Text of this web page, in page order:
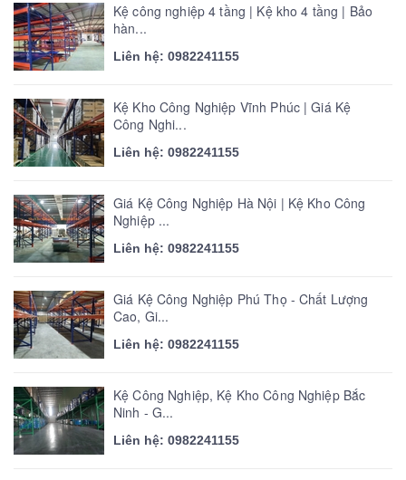
Kệ công nghiệp 4 tầng | Kệ kho 4 tầng | Bảo
hàn...
Liên hệ: 0982241155
Kệ Kho Công Nghiệp Vĩnh Phúc | Giá Kệ
Công Nghi...
Liên hệ: 0982241155
Giá Kệ Công Nghiệp Hà Nội | Kệ Kho Công
Nghiệp ...
Liên hệ: 0982241155
Giá Kệ Công Nghiệp Phú Thọ - Chất Lượng
Cao, Gi...
Liên hệ: 0982241155
Kệ Công Nghiệp, Kệ Kho Công Nghiệp Bắc
Ninh - G...
Liên hệ: 0982241155